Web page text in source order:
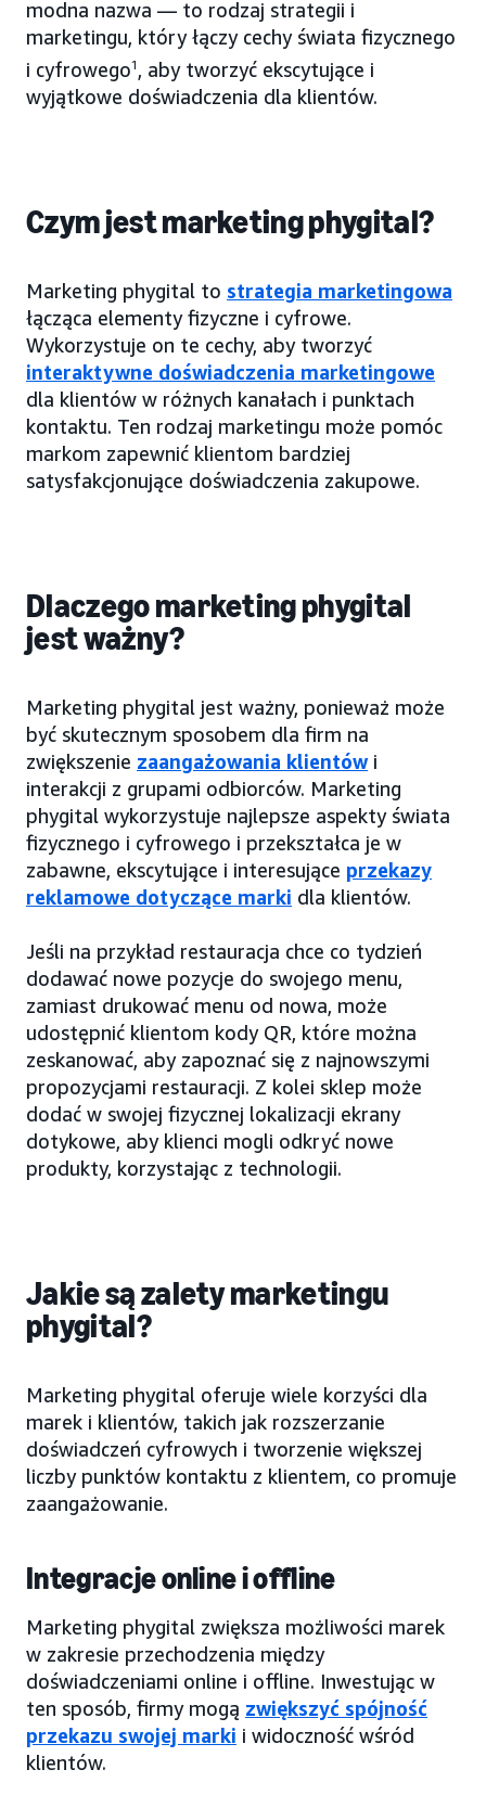
modna nazwa — to rodzaj strategii i
marketingu, który łączy cechy świata fizycznego
i cyfrowego1 , aby tworzyć ekscytujące i
wyjątkowe doświadczenia dla klientów.
Czym jest marketing phygital?
Marketing phygital to strategia marketingowa
łącząca elementy fizyczne i cyfrowe.
Wykorzystuje on te cechy, aby tworzyć
interaktywne doświadczenia marketingowe
dla klientów w różnych kanałach i punktach
kontaktu. Ten rodzaj marketingu może pomóc
markom zapewnić klientom bardziej
satysfakcjonujące doświadczenia zakupowe.
Dlaczego marketing phygital
jest ważny?
Marketing phygital jest ważny, ponieważ może
być skutecznym sposobem dla firm na
zwiększenie zaangażowania klientówi
interakcji z grupami odbiorców. Marketing
phygital wykorzystuje najlepsze aspekty świata
fizycznego i cyfrowego i przekształca je w
zabawne, ekscytujące i interesujące przekazy
reklamowe dotyczące marki dla klientów.
Jeśli na przykład restauracja chce co tydzień
dodawać nowe pozycje do swojego menu,
zamiast drukować menu od nowa, może
udostępnić klientom kody QR, które można
zeskanować, aby zapoznać się z najnowszymi
propozycjami restauracji. Z kolei sklep może
dodać w swojej fizycznej lokalizacji ekrany
dotykowe, aby klienci mogli odkryć nowe
produkty, korzystając z technologii.
Jakie są zalety marketingu
phygital?
Marketing phygital oferuje wiele korzyści dla
marek i klientów, takich jak rozszerzanie
doświadczeń cyfrowych i tworzenie większej
liczby punktów kontaktu z klientem, co promuje
zaangażowanie.
Integracje online i offline
Marketing phygital zwiększa możliwości marek
w zakresie przechodzenia między
doświadczeniami online i offline. Inwestując w
ten sposób, firmy mogą zwiększyć spójność
przekazu swojej marki i widoczność wśród
klientów.